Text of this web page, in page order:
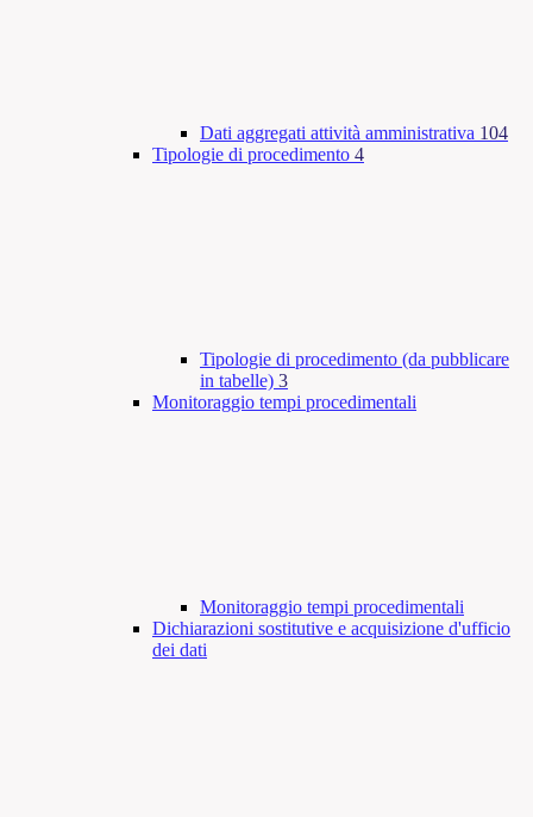
Dati aggregati attività amministrativa 104
Tipologie di procedimento 4
Tipologie di procedimento (da pubblicare
in tabelle) 3
Monitoraggio tempi procedimentali
Monitoraggio tempi procedimentali
Dichiarazioni sostitutive e acquisizione d'ufficio
dei dati